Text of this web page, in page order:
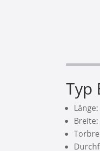
Typ
Breite: